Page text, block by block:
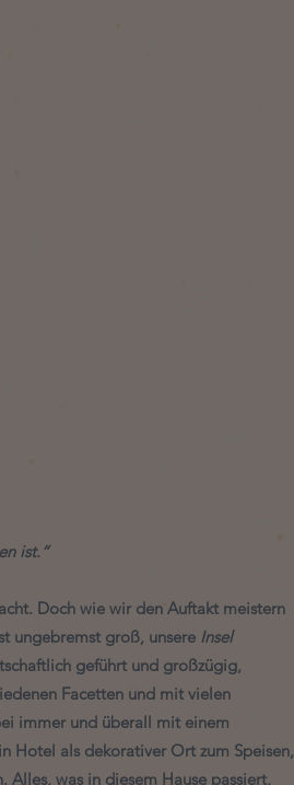
ist.“
Doch wie wir den Auftakt meistern
ungebremst groß, unsere Insel
geführt und großzügig,
Facetten und mit vielen
immer und überall mit einem
Hotel als dekorativer Ort zum Speisen,
Alles, was in diesem Hause passiert,